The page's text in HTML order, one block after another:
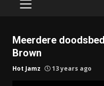
PRIMARY
Meerdere
Brown
Hot Jamz 13 years ago